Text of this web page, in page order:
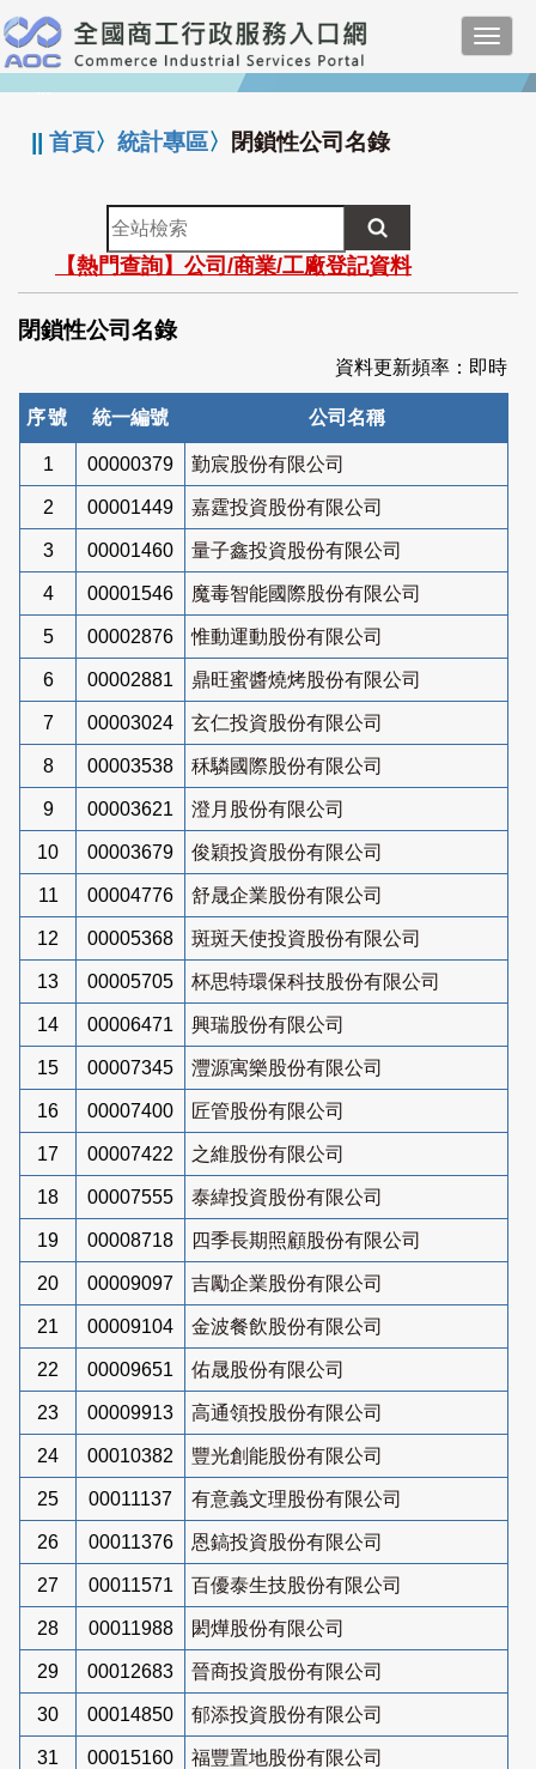
跳
到
主
要
:::
||首頁〉統計專區〉 閉鎖性公司名錄
全
站
檢
索
【熱門查詢】公司/商業/工廠登記資料
閉鎖性公司名錄
資料更新頻率：即時
序號 統一編號 公司名稱
1 00000379 勤宸股份有限公司
2 00001449 嘉霆投資股份有限公司
3 00001460 量子鑫投資股份有限公司
4 00001546 魔毒智能國際股份有限公司
5 00002876 惟動運動股份有限公司
6 00002881 鼎旺蜜醬燒烤股份有限公司
7 00003024 玄仁投資股份有限公司
8 00003538 秝驎國際股份有限公司
9 00003621 澄月股份有限公司
10 00003679 俊穎投資股份有限公司
11 00004776 舒晟企業股份有限公司
12 00005368 斑斑天使投資股份有限公司
13 00005705 杯思特環保科技股份有限公司
14 00006471 興瑞股份有限公司
15 00007345 灃源寓樂股份有限公司
16 00007400 匠管股份有限公司
17 00007422 之維股份有限公司
18 00007555 泰緯投資股份有限公司
19 00008718 四季長期照顧股份有限公司
20 00009097 吉勵企業股份有限公司
21 00009104 金波餐飲股份有限公司
22 00009651 佑晟股份有限公司
23 00009913 高通領投股份有限公司
24 00010382 豐光創能股份有限公司
25 00011137 有意義文理股份有限公司
26 00011376 恩鎬投資股份有限公司
27 00011571 百優泰生技股份有限公司
28 00011988 閎燁股份有限公司
29 00012683 晉商投資股份有限公司
30 00014850 郁添投資股份有限公司
31 00015160 福豐置地股份有限公司